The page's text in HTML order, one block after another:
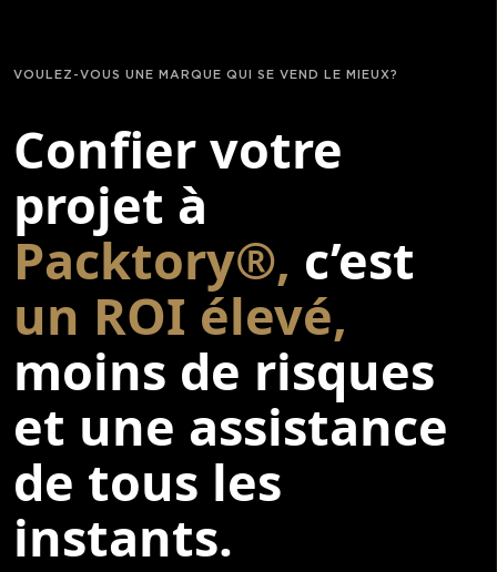
VOULEZ-VOUS UNE MARQUE QUI SE VEND LE MIEUX?
Confier votre
projet à
Packtory®, c’est
un ROI élevé,
moins de risques
et une assistance
de tous les
instants.